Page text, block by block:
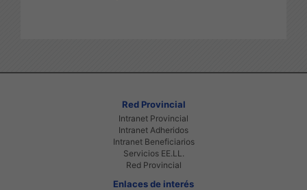
Red Provincial
Intranet Provincial
Intranet Adheridos
Intranet Beneficiarios
Servicios EE.LL.
Red Provincial
Enlaces de interés